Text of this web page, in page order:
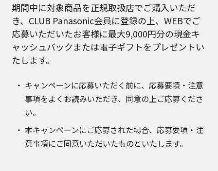
期間中に対象商品を正規取扱店でご購入いただ
き、CLUB Panasonic会員に登録の上、WEBでご
応募いただいたお客様に最大9,000円分の現金キ
ャッシュバックまたは電子ギフトをプレゼントい
たします。
キャンペーンに応募いただく前に、応募要項・注意
事項をよくお読みいただき、同意の上ご応募くださ
い。
本キャンペーンにご応募された場合、応募要項・注
意事項にご同意いただいたものといたします。